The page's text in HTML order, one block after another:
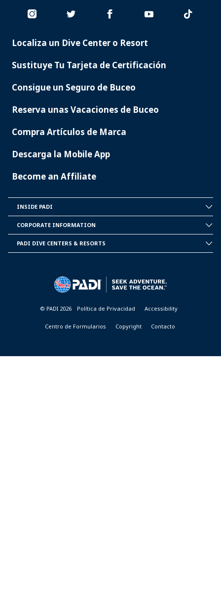
PADI
Localiza un Dive Center o Resort
Sustituye Tu Tarjeta de Certificación
Consigue un Seguro de Buceo
Reserva unas Vacaciones de Buceo
Compra Artículos de Marca
Descarga la Mobile App
Become an Affiliate
PADI
INSIDE PADI
INFORMATION
CORPORATE INFORMATION
PADI DIVE CENTERS & RESORTS
© PADI 2026 Política de Privacidad Accessibility
Centro de Formularios Copyright Contacto